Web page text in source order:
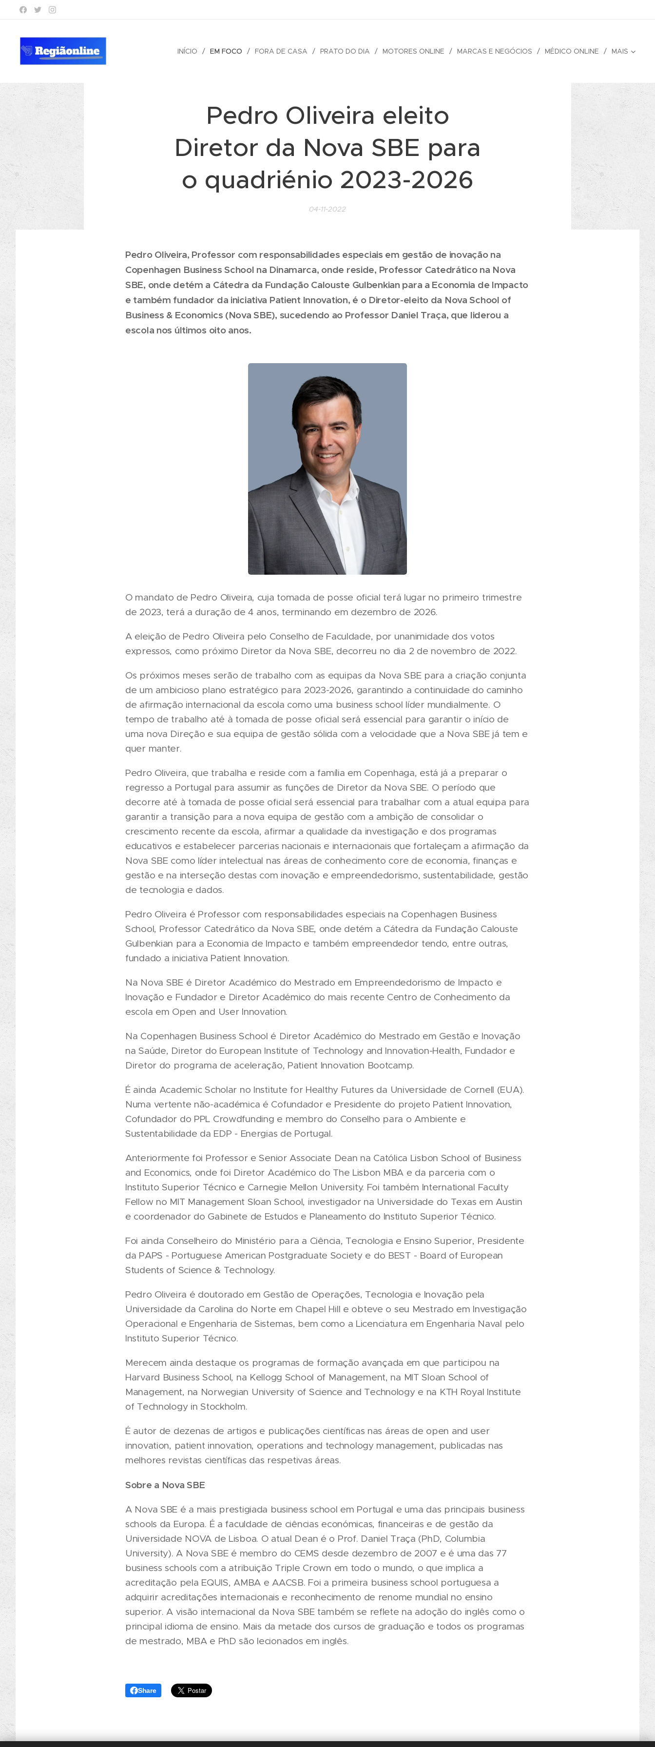
INÍCIO EM FOCO FORA DE CASA PRATO DO DIA MOTORES ONLINE MARCAS E NEGÓCIOS MÉDICO ONLINE MAIS
Pedro Oliveira eleito
Diretor da Nova SBE para
o quadriénio 2023-2026
04-11-2022
Pedro Oliveira, Professor com responsabilidades especiais em gestão de inovação na
Copenhagen Business School na Dinamarca, onde reside, Professor Catedrático na Nova
SBE, onde detém a Cátedra da Fundação Calouste Gulbenkian para a Economia de Impacto
e também fundador da iniciativa Patient Innovation, é o Diretor-eleito da Nova School of
Business & Economics (Nova SBE), sucedendo ao Professor Daniel Traça, que liderou a
escola nos últimos oito anos.
O mandato de Pedro Oliveira, cuja tomada de posse oficial terá lugar no primeiro trimestre
de 2023, terá a duração de 4 anos, terminando em dezembro de 2026.
A eleição de Pedro Oliveira pelo Conselho de Faculdade, por unanimidade dos votos
expressos, como próximo Diretor da Nova SBE, decorreu no dia 2 de novembro de 2022.
Os próximos meses serão de trabalho com as equipas da Nova SBE para a criação conjunta
de um ambicioso plano estratégico para 2023-2026, garantindo a continuidade do caminho
de afirmação internacional da escola como uma business school líder mundialmente. O
tempo de trabalho até à tomada de posse oficial será essencial para garantir o início de
uma nova Direção e sua equipa de gestão sólida com a velocidade que a Nova SBE já tem e
quer manter.
Pedro Oliveira, que trabalha e reside com a família em Copenhaga, está já a preparar o
regresso a Portugal para assumir as funções de Diretor da Nova SBE. O período que
decorre até à tomada de posse oficial será essencial para trabalhar com a atual equipa para
garantir a transição para a nova equipa de gestão com a ambição de consolidar o
crescimento recente da escola, afirmar a qualidade da investigação e dos programas
educativos e estabelecer parcerias nacionais e internacionais que fortaleçam a afirmação da
Nova SBE como líder intelectual nas áreas de conhecimento core de economia, finanças e
gestão e na interseção destas com inovação e empreendedorismo, sustentabilidade, gestão
de tecnologia e dados.
Pedro Oliveira é Professor com responsabilidades especiais na Copenhagen Business
School, Professor Catedrático da Nova SBE, onde detém a Cátedra da Fundação Calouste
Gulbenkian para a Economia de Impacto e também empreendedor tendo, entre outras,
fundado a iniciativa Patient Innovation.
Na Nova SBE é Diretor Académico do Mestrado em Empreendedorismo de Impacto e
Inovação e Fundador e Diretor Académico do mais recente Centro de Conhecimento da
escola em Open and User Innovation.
Na Copenhagen Business School é Diretor Académico do Mestrado em Gestão e Inovação
na Saúde, Diretor do European Institute of Technology and Innovation-Health, Fundador e
Diretor do programa de aceleração, Patient Innovation Bootcamp.
É ainda Academic Scholar no Institute for Healthy Futures da Universidade de Cornell (EUA).
Numa vertente não-académica é Cofundador e Presidente do projeto Patient Innovation,
Cofundador do PPL Crowdfunding e membro do Conselho para o Ambiente e
Sustentabilidade da EDP - Energias de Portugal.
Anteriormente foi Professor e Senior Associate Dean na Católica Lisbon School of Business
and Economics, onde foi Diretor Académico do The Lisbon MBA e da parceria com o
Instituto Superior Técnico e Carnegie Mellon University. Foi também International Faculty
Fellow no MIT Management Sloan School, investigador na Universidade do Texas em Austin
e coordenador do Gabinete de Estudos e Planeamento do Instituto Superior Técnico.
Foi ainda Conselheiro do Ministério para a Ciência, Tecnologia e Ensino Superior, Presidente
da PAPS - Portuguese American Postgraduate Society e do BEST - Board of European
Students of Science & Technology.
Pedro Oliveira é doutorado em Gestão de Operações, Tecnologia e Inovação pela
Universidade da Carolina do Norte em Chapel Hill e obteve o seu Mestrado em Investigação
Operacional e Engenharia de Sistemas, bem como a Licenciatura em Engenharia Naval pelo
Instituto Superior Técnico.
Merecem ainda destaque os programas de formação avançada em que participou na
Harvard Business School, na Kellogg School of Management, na MIT Sloan School of
Management, na Norwegian University of Science and Technology e na KTH Royal Institute
of Technology in Stockholm.
É autor de dezenas de artigos e publicações científicas nas áreas de open and user
innovation, patient innovation, operations and technology management, publicadas nas
melhores revistas científicas das respetivas áreas.
Sobre a Nova SBE
A Nova SBE é a mais prestigiada business school em Portugal e uma das principais business
schools da Europa. É a faculdade de ciências económicas, financeiras e de gestão da
Universidade NOVA de Lisboa. O atual Dean é o Prof. Daniel Traça (PhD, Columbia
University). A Nova SBE é membro do CEMS desde dezembro de 2007 e é uma das 77
business schools com a atribuição Triple Crown em todo o mundo, o que implica a
acreditação pela EQUIS, AMBA e AACSB. Foi a primeira business school portuguesa a
adquirir acreditações internacionais e reconhecimento de renome mundial no ensino
superior. A visão internacional da Nova SBE também se reflete na adoção do inglês como o
principal idioma de ensino. Mais da metade dos cursos de graduação e todos os programas
de mestrado, MBA e PhD são lecionados em inglês.
Share